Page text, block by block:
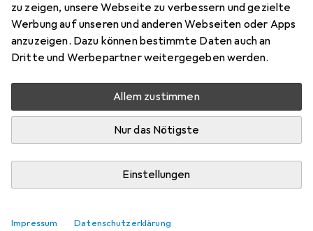
zu zeigen, unsere Webseite zu verbessern und gezielte
Werbung auf unseren und anderen Webseiten oder Apps
anzuzeigen. Dazu können bestimmte Daten auch an
Dritte und Werbepartner weitergegeben werden.
Allem zustimmen
Nur das Nötigste
Einstellungen
Impressum Datenschutzerklärung
11
Bewertungen
Zwischen Sa, 15.8. und Mi, 19.8. geliefert
10 Stück an Lager beim Lieferanten
Benachrichtigen, wenn schneller verfügbar
Lieferort angeben für genaue Lieferzeit